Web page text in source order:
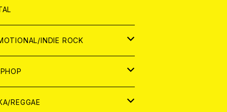
INDIE ROCK
REGGAE